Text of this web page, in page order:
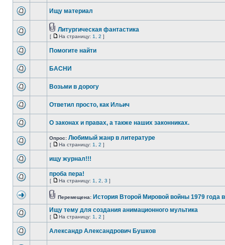
Ищу материал
Литургическая фантастика
[ На страницу: 1 2 ]
Помогите найти
БАСНИ
Возьми в дорогу
Ответил просто, как Ильич
О законах и правах, а также наших законниках.
Опрос: Любимый жанр в литературе
[ На страницу: 1 2 ]
ищу журнал!!!
проба пера!
[ На страницу: 1 2 3 ]
Перемещена: История Второй Мировой войны 1979 года
Ищу тему для создания анимационного мультика
[ На страницу: 1 2 ]
Александр Александрович Бушков